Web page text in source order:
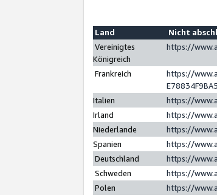
Land
Nicht
Vereinigtes
Königreich
https://
Frankreich
https://
Italien
https://
Irland
https://
Niederlande
https://
Spanien
https://
Deutschland
https://
Schweden
https://
Polen
https://